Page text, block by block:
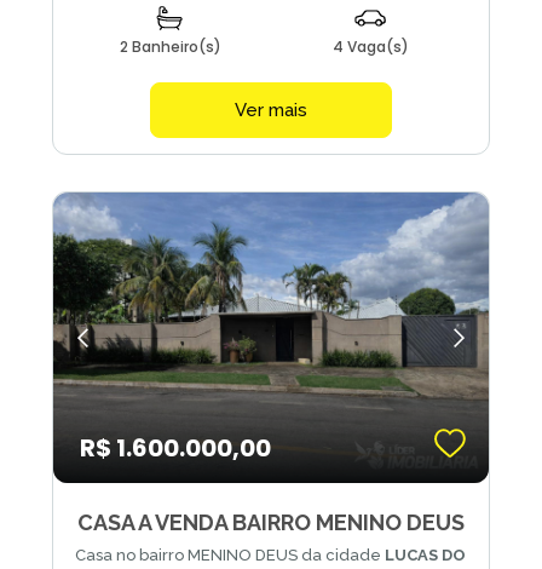
2 Banheiro(s) 4 Vaga(s)
Ver mais
R$ 1.600.000,00
CASA A VENDA BAIRRO MENINO DEUS
Casa no bairro MENINO DEUS da cidade LUCAS DO